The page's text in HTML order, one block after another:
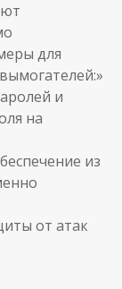
для
и
на
из
от атак